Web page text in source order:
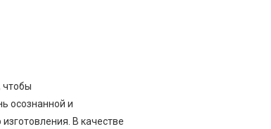
чтобы
осознанной и
В качестве